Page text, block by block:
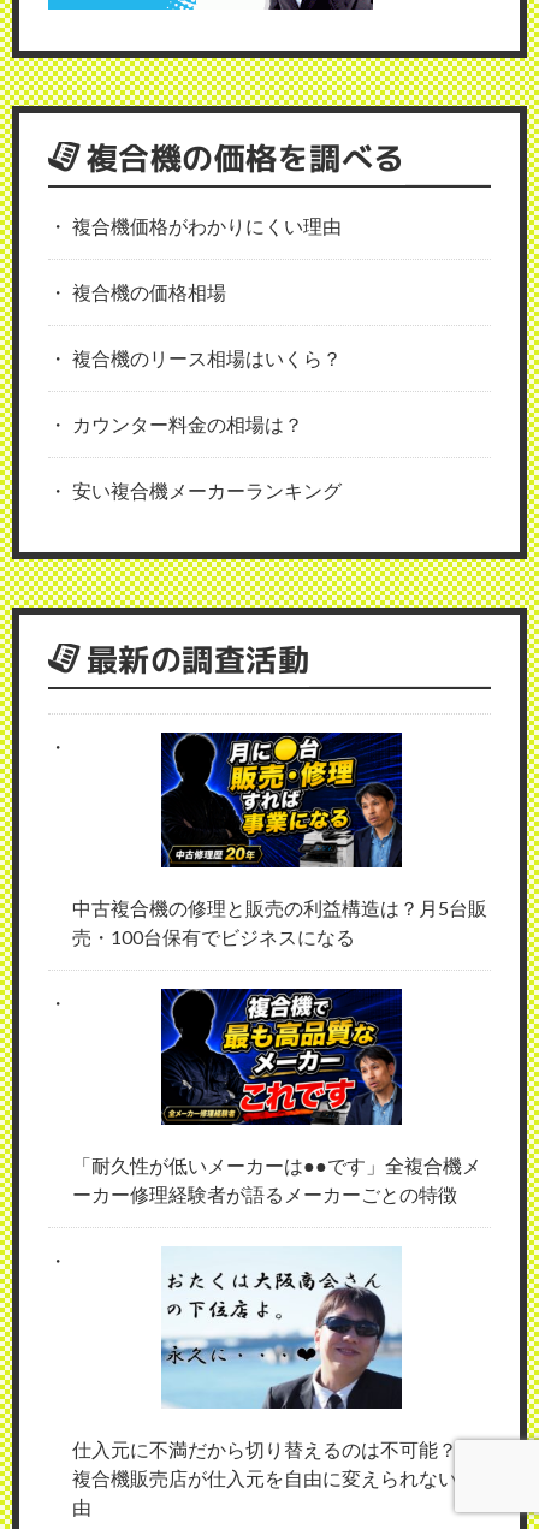
複合機の価格を調べる
複合機価格がわかりにくい理由
複合機の価格相場
複合機のリース相場はいくら？
カウンター料金の相場は？
安い複合機メーカーランキング
最新の調査活動
中古複合機の修理と販売の利益構造は？月5台販
売・100台保有でビジネスになる
「耐久性が低いメーカーは●●です」全複合機メ
ーカー修理経験者が語るメーカーごとの特徴
仕入元に不満だから切り替えるのは不可能？！
複合機販売店が仕入元を自由に変えられない理
由